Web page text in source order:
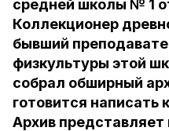
средней школы № 1
Коллекционер
бывший
физкультуры этой
собрал обширный
готовится написать
Архив